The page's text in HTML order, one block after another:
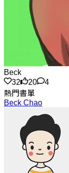
Beck
32
20
4
熱門書單
Beck Chao